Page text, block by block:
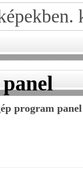
program